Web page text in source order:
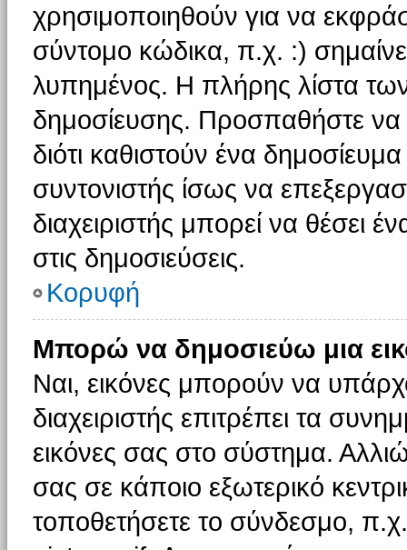
χρησιμοποιηθούν για να
σύντομο κώδικα, π.χ. :)
λυπημένος. Η πλήρης λίστα των
δημοσίευσης. Προσπαθήστε να
διότι καθιστούν ένα
συντονιστής ίσως να
διαχειριστής μπορεί να θέσει
στις δημοσιεύσεις.
Κορυφή
Μπορώ να δημοσιεύω μια
Ναι, εικόνες μπορούν να
διαχειριστής επιτρέπει τα
εικόνες σας στο σύστημα.
σας σε κάποιο εξωτερικό
τοποθετήσετε το σύνδεσμο,